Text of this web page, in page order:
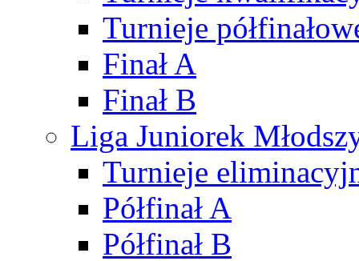
Turnieje
Finał A
Finał B
Liga Juniorek
Turnieje
Półfinał A
Półfinał B